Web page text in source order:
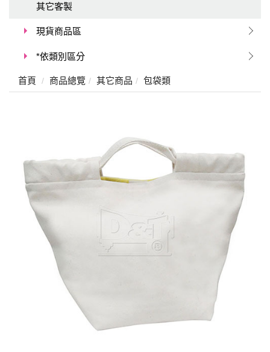
其它客製
現貨商品區
*依類別區分
首頁 商品總覽 其它商品 包袋類